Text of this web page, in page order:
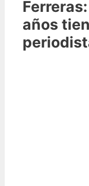
años